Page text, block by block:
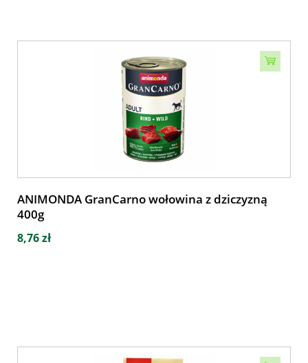
ANIMONDA GranCarno wołowina z dziczyzną
400g
8,76 zł